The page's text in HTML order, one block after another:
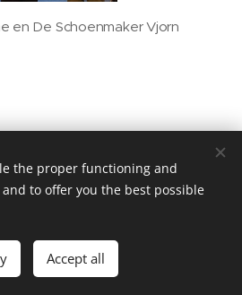
en De Schoenmaker Vjorn
| 2022
Webnode Cookies
the proper functioning and
to offer you the best possible
Accept all